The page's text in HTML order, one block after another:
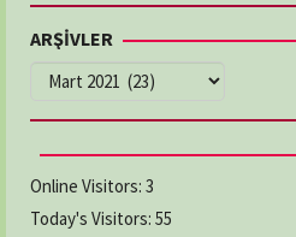
ARŞİVLER
ARŞİVLER
Online Visitors: 3
Today's Visitors: 55